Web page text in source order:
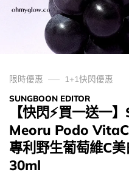
限時優惠
1+1快閃優惠
SUNGBOON EDITOR
【快閃⚡買一送
Meoru Podo
專利野生葡萄維C
30ml